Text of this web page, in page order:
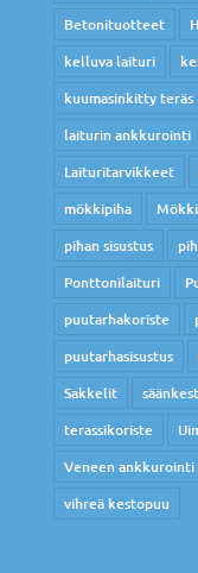
Betonituotteet
kelluva laituri
kuumasinkitty teräs
laiturin ankkurointi
Laituritarvikkeet
mökkipiha
pihan sisustus
Ponttonilaituri
puutarhakoriste
puutarhasisustus
Sakkelit
terassikoriste
Veneen ankkurointi
vihreä kestopuu